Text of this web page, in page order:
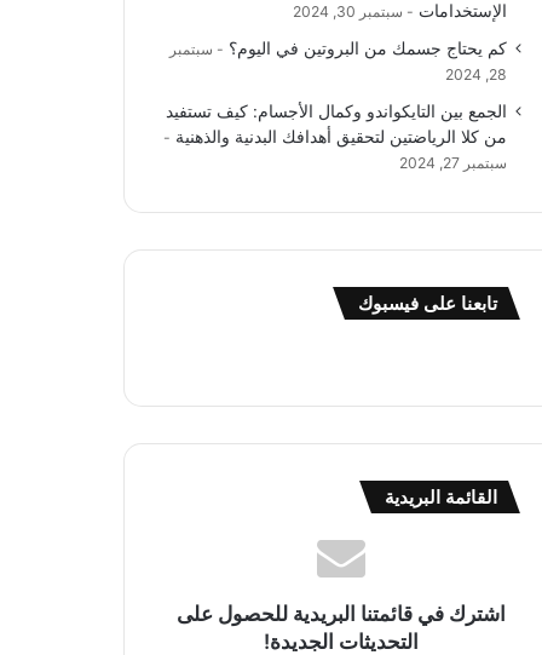
الإستخدامات
سبتمبر 30, 2024
كم يحتاج جسمك من البروتين في اليوم؟
سبتمبر
28, 2024
الجمع بين التايكواندو وكمال الأجسام: كيف تستفيد
من كلا الرياضتين لتحقيق أهدافك البدنية والذهنية
سبتمبر 27, 2024
تابعنا على فيسبوك
القائمة البريدية
اشترك في قائمتنا البريدية للحصول على
التحديثات الجديدة!